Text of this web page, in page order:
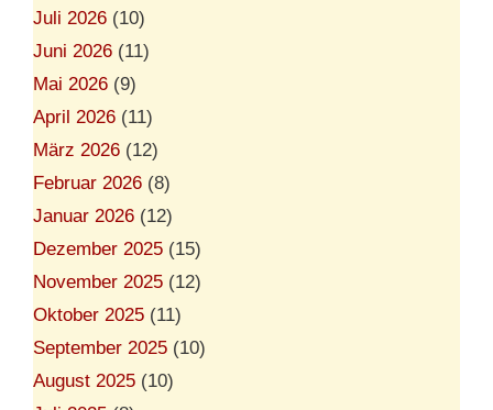
Juli 2026 (10)
Juni 2026 (11)
Mai 2026 (9)
April 2026 (11)
März 2026 (12)
Februar 2026 (8)
Januar 2026 (12)
Dezember 2025 (15)
November 2025 (12)
Oktober 2025 (11)
September 2025 (10)
August 2025 (10)